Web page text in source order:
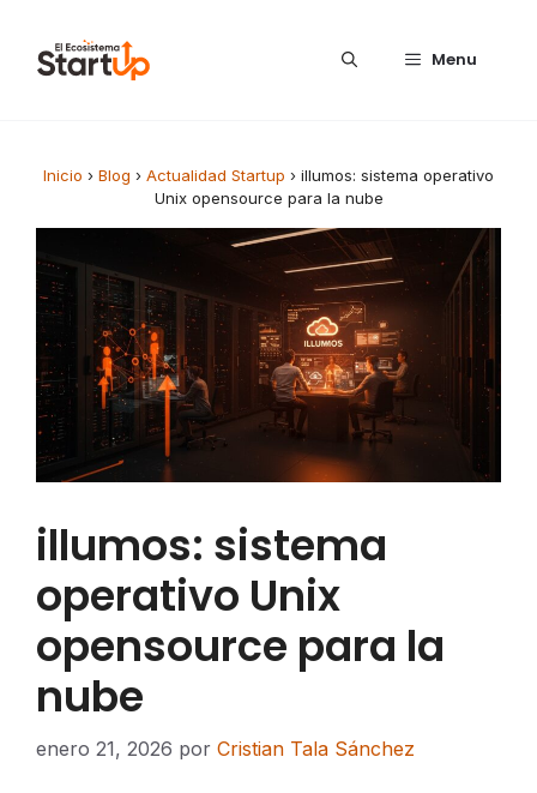
Menu
Inicio › Blog › Actualidad Startup › illumos: sistema operativo
Unix opensource para la nube
illumos: sistema
operativo Unix
opensource para la
nube
enero 21, 2026 por Cristian Tala Sánchez